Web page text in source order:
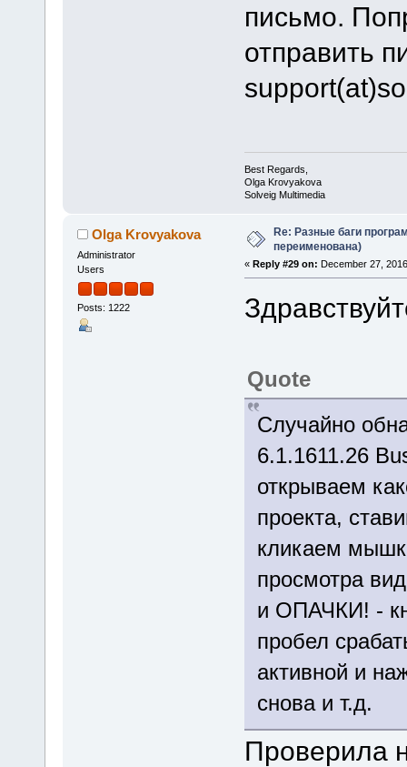
письмо.
отправить
Best Regards,
Olga Krovyakova
Solveig Multimedia
Olga Krovyakova
Administrator
Users
Posts: 1222
Re: Разные баги
переименована)
« Reply #29 on: December 27,
Quote
Случайно
6.1.1611.26
открываем
проекта,
кликаем
просмотра
и ОПАЧКИ! -
пробел
активной и
снова и т.д.
Проверила